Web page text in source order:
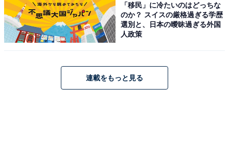
「移民」に冷たいのはどっちな
のか？ スイスの厳格過ぎる学歴
選別と、日本の曖昧過ぎる外国
人政策
連載をもっと見る